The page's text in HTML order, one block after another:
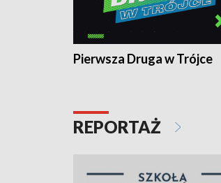
Pierwsza Druga w Trójce
REPORTAŻ